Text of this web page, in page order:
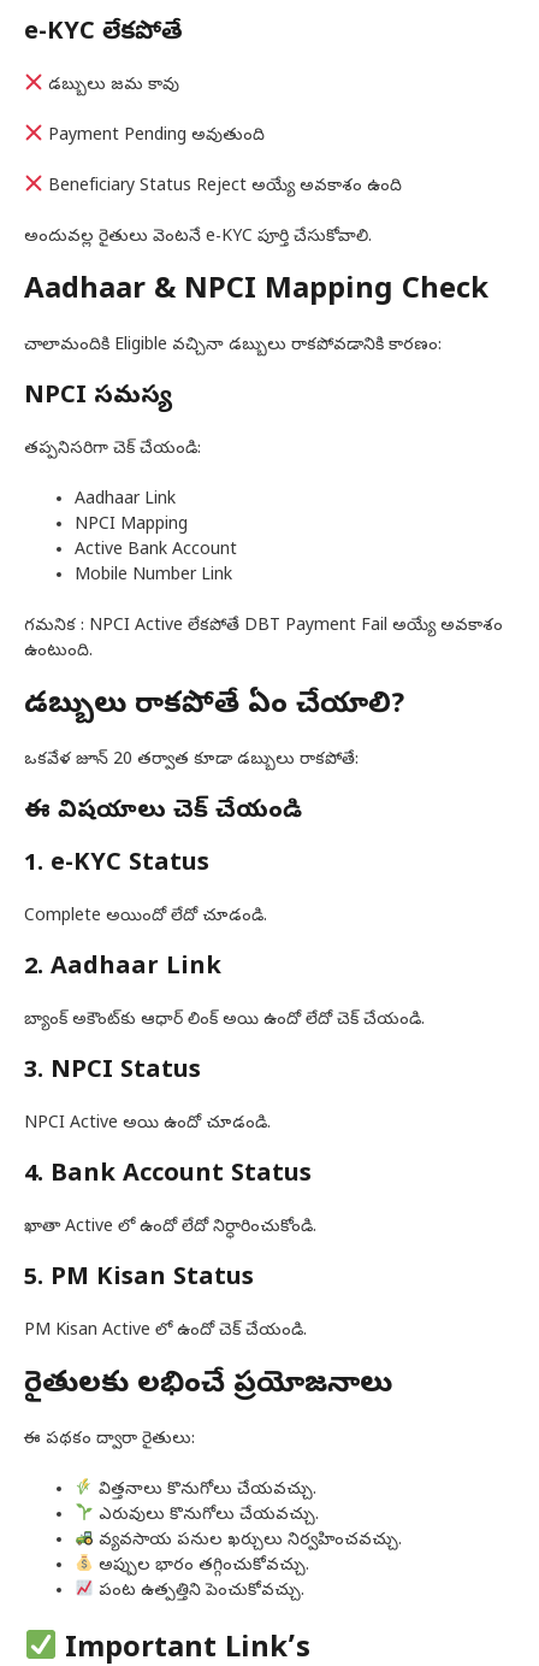
e-KYC లేకపోతే
డబ్బులు జమ కావు
Payment Pending అవుతుంది
Beneficiary Status Reject అయ్యే అవకాశం ఉంది
అందువల్ల రైతులు వెంటనే e-KYC పూర్తి చేసుకోవాలి.
Aadhaar & NPCI Mapping Check
చాలామందికి Eligible వచ్చినా డబ్బులు రాకపోవడానికి కారణం:
NPCI సమస్య
తప్పనిసరిగా చెక్ చేయండి:
Aadhaar Link
NPCI Mapping
Active Bank Account
Mobile Number Link
గమనిక : NPCI Active లేకపోతే DBT Payment Fail అయ్యే అవకాశం
ఉంటుంది.
డబ్బులు రాకపోతే ఏం చేయాలి?
ఒకవేళ జూన్ 20 తర్వాత కూడా డబ్బులు రాకపోతే:
ఈ విషయాలు చెక్ చేయండి
1. e-KYC Status
Complete అయిందో లేదో చూడండి.
2. Aadhaar Link
బ్యాంక్ అకౌంట్‌కు ఆధార్ లింక్ అయి ఉందో లేదో చెక్ చేయండి.
3. NPCI Status
NPCI Active అయి ఉందో చూడండి.
4. Bank Account Status
ఖాతా Active లో ఉందో లేదో నిర్ధారించుకోండి.
5. PM Kisan Status
PM Kisan Active లో ఉందో చెక్ చేయండి.
రైతులకు లభించే ప్రయోజనాలు
ఈ పథకం ద్వారా రైతులు:
విత్తనాలు కొనుగోలు చేయవచ్చు.
ఎరువులు కొనుగోలు చేయవచ్చు.
వ్యవసాయ పనుల ఖర్చులు నిర్వహించవచ్చు.
అప్పుల భారం తగ్గించుకోవచ్చు.
పంట ఉత్పత్తిని పెంచుకోవచ్చు.
Important Link’s